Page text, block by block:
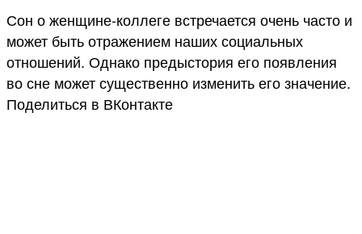
Сон о женщине-коллеге встречается очень часто и
может быть отражением наших социальных
отношений. Однако предыстория его появления
во сне может существенно изменить его значение.
Поделиться в ВКонтакте